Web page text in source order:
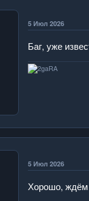
5 Июл 2026
Баг, уже
5 Июл 2026
Хорошо, ждём